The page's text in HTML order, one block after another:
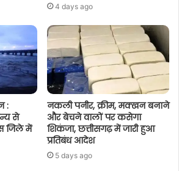
4 days ago
:
से
जिले में
नकली पनीर, क्रीम, मक्खन बनाने
और बेचने वालों पर कसेगा
शिकंजा, छत्तीसगढ़ में जारी हुआ
प्रतिबंध आदेश
5 days ago